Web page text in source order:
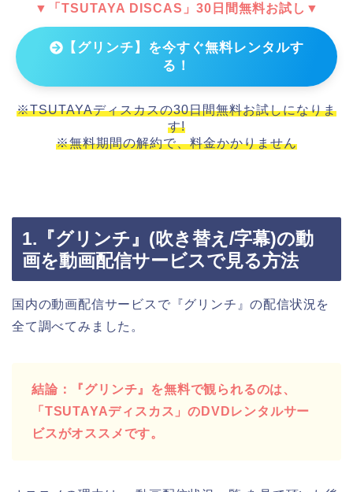
▼「TSUTAYA DISCAS」30日間無料お試し▼
【グリンチ】を今すぐ無料レンタルす
る！
※TSUTAYAディスカスの30日間無料お試しになりま
す!
※無料期間の解約で、料金かかりません
1.『グリンチ』(吹き替え/字幕)の動
画を動画配信サービスで見る方法
国内の動画配信サービスで『グリンチ』の配信状況を
全て調べてみました。
結論：『グリンチ』を無料で観られるのは、
「TSUTAYAディスカス」のDVDレンタルサー
ビスがオススメです。